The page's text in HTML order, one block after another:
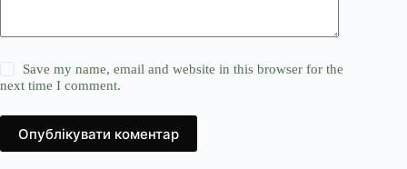
Save my name, email and website in this browser for the
next time I comment.
Опублікувати коментар